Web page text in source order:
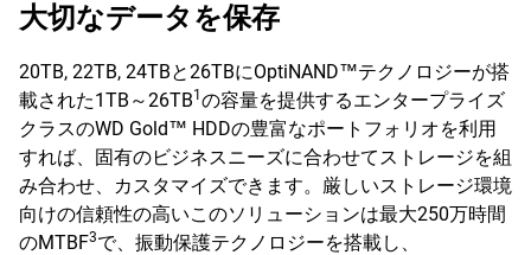
大切なデータを保存
20TB, 22TB, 24TBと26TBにOptiNAND™テクノロジーが搭
載された1TB～26TB1 の容量を提供するエンタープライズ
クラスのWD Gold™ HDDの豊富なポートフォリオを利用
すれば、固有のビジネスニーズに合わせてストレージを組
み合わせ、カスタマイズできます。厳しいストレージ環境
向けの信頼性の高いこのソリューションは最大250万時間
のMTBF3で、振動保護テクノロジーを搭載し、